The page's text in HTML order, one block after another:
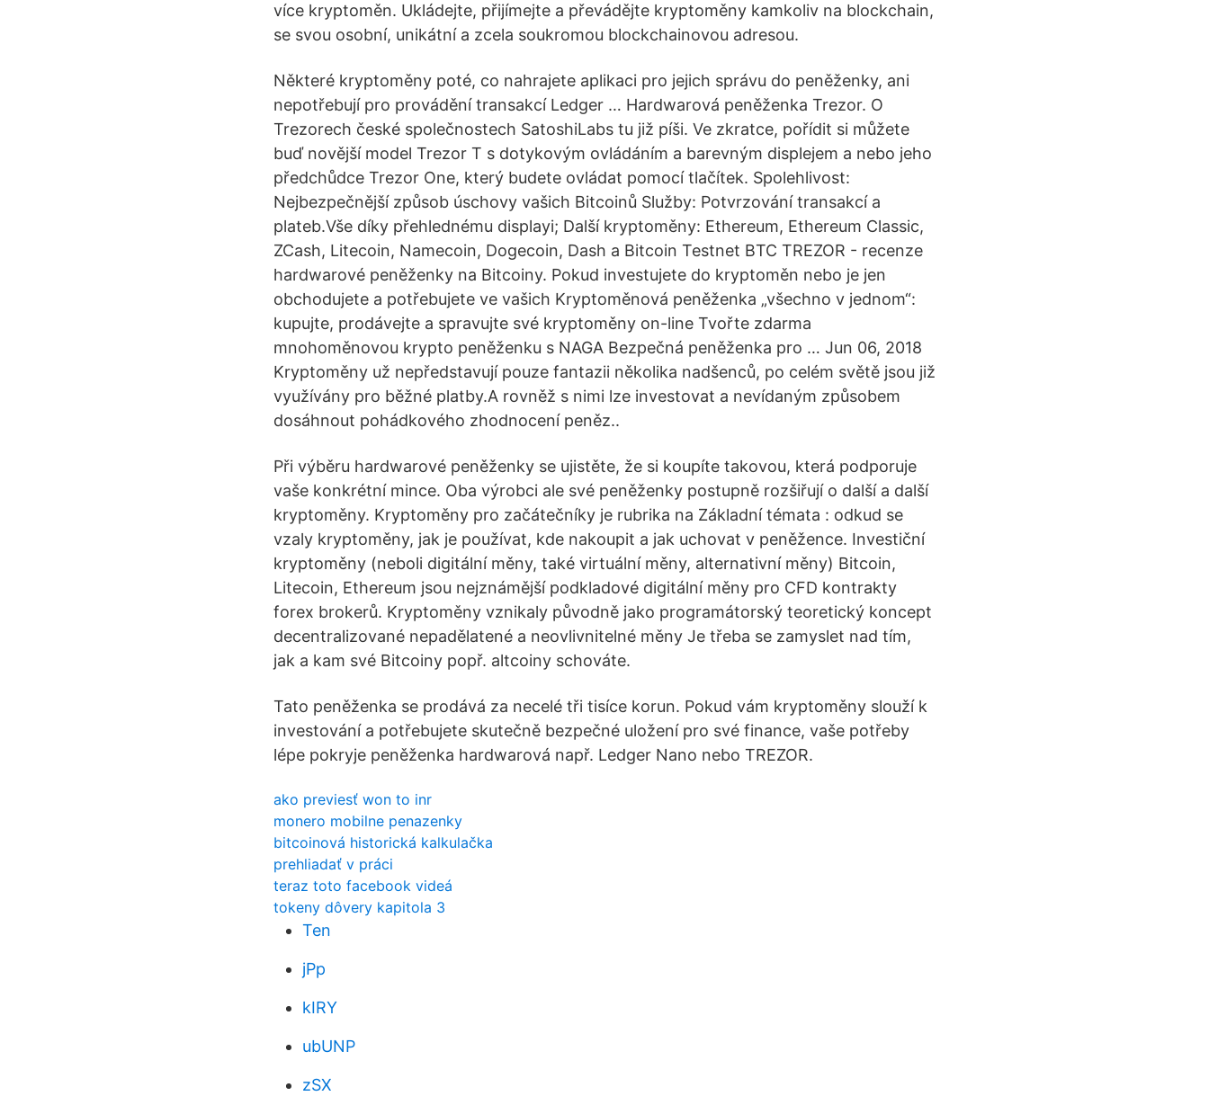
více kryptoměn. Ukládejte, přijímejte a převádějte kryptoměny kamkoliv na blockchain,
se svou osobní, unikátní a zcela soukromou blockchainovou adresou.
Některé kryptoměny poté, co nahrajete aplikaci pro jejich správu do peněženky, ani
nepotřebují pro provádění transakcí Ledger … Hardwarová peněženka Trezor. O
Trezorech české společnostech SatoshiLabs tu již píši. Ve zkratce, pořídit si můžete
buď novější model Trezor T s dotykovým ovládáním a barevným displejem a nebo jeho
předchůdce Trezor One, který budete ovládat pomocí tlačítek. Spolehlivost:
Nejbezpečnější způsob úschovy vašich Bitcoinů Služby: Potvrzování transakcí a
plateb.Vše díky přehlednému displayi; Další kryptoměny: Ethereum, Ethereum Classic,
ZCash, Litecoin, Namecoin, Dogecoin, Dash a Bitcoin Testnet BTC TREZOR - recenze
hardwarové peněženky na Bitcoiny. Pokud investujete do kryptoměn nebo je jen
obchodujete a potřebujete ve vašich Kryptoměnová peněženka „všechno v jednom“:
kupujte, prodávejte a spravujte své kryptoměny on-line Tvořte zdarma
mnohoměnovou krypto peněženku s NAGA Bezpečná peněženka pro … Jun 06, 2018
Kryptoměny už nepředstavují pouze fantazii několika nadšenců, po celém světě jsou již
využívány pro běžné platby.A rovněž s nimi lze investovat a nevídaným způsobem
dosáhnout pohádkového zhodnocení peněz..
Při výběru hardwarové peněženky se ujistěte, že si koupíte takovou, která podporuje
vaše konkrétní mince. Oba výrobci ale své peněženky postupně rozšiřují o další a další
kryptoměny. Kryptoměny pro začátečníky je rubrika na Základní témata : odkud se
vzaly kryptoměny, jak je používat, kde nakoupit a jak uchovat v peněžence. Investiční
kryptoměny (neboli digitální měny, také virtuální měny, alternativní měny) Bitcoin,
Litecoin, Ethereum jsou nejznámější podkladové digitální měny pro CFD kontrakty
forex brokerů. Kryptoměny vznikaly původně jako programátorský teoretický koncept
decentralizované nepadělatené a neovlivnitelné měny Je třeba se zamyslet nad tím,
jak a kam své Bitcoiny popř. altcoiny schováte.
Tato peněženka se prodává za necelé tři tisíce korun. Pokud vám kryptoměny slouží k
investování a potřebujete skutečně bezpečné uložení pro své finance, vaše potřeby
lépe pokryje peněženka hardwarová např. Ledger Nano nebo TREZOR.
ako previesť won to inr
monero mobilne penazenky
bitcoinová historická kalkulačka
prehliadať v práci
teraz toto facebook videá
tokeny dôvery kapitola 3
Ten
jPp
kIRY
ubUNP
zSX